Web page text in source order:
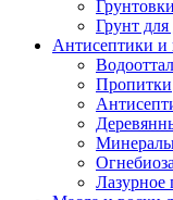
Грунт для
Антисептики и
Пропитки
Лазурное